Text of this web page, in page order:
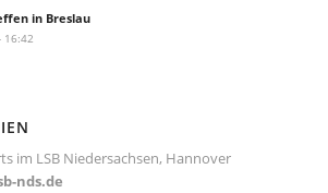
in Breslau
16:42
im LSB Niedersachsen, Hannover
nds.de